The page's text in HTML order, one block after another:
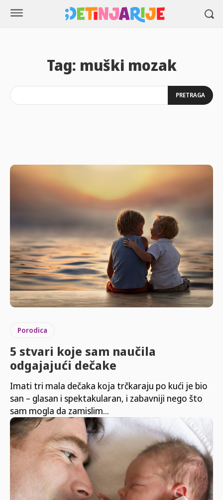
Tag: muški mozak
PRETRAGA
Porodica
5 stvari koje sam naučila
odgajajući dečake
Imati tri mala dečaka koja trčkaraju po kući je bio
san – glasan i spektakularan, i zabavniji nego što
sam mogla da zamislim...